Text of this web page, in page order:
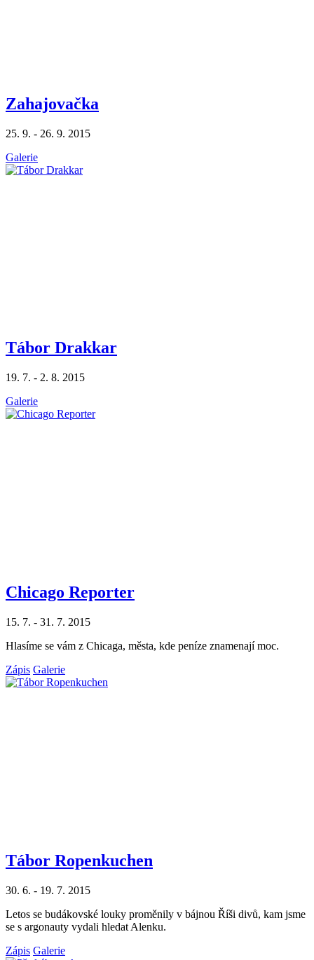
Zahajovačka
25. 9. - 26. 9. 2015
Galerie
Tábor Drakkar
19. 7. - 2. 8. 2015
Galerie
Chicago Reporter
15. 7. - 31. 7. 2015
Hlasíme se vám z Chicaga, města, kde peníze znamenají moc.
Zápis Galerie
Tábor Ropenkuchen
30. 6. - 19. 7. 2015
Letos se budákovské louky proměnily v bájnou Říši divů, kam jsme
se s argonauty vydali hledat Alenku.
Zápis Galerie